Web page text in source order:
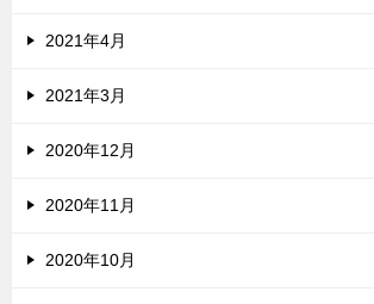
2021年4月
2021年3月
2020年12月
2020年11月
2020年10月